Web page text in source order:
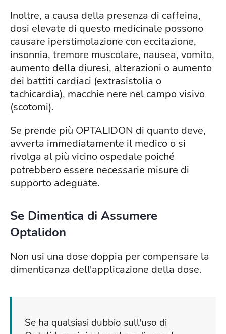
Inoltre, a causa della presenza di caffeina,
dosi elevate di questo medicinale possono
causare iperstimolazione con eccitazione,
insonnia, tremore muscolare, nausea, vomito,
aumento della diuresi, alterazioni o aumento
dei battiti cardiaci (extrasistolia o
tachicardia), macchie nere nel campo visivo
(scotomi).
Se prende più OPTALIDON di quanto deve,
avverta immediatamente il medico o si
rivolga al più vicino ospedale poiché
potrebbero essere necessarie misure di
supporto adeguate.
Se Dimentica di Assumere
Optalidon
Non usi una dose doppia per compensare la
dimenticanza dell'applicazione della dose.
Se ha qualsiasi dubbio sull'uso di